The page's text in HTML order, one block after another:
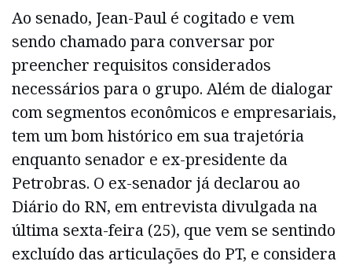
Ao senado, Jean-Paul é cogitado e vem
sendo chamado para conversar por
preencher requisitos considerados
necessários para o grupo. Além de dialogar
com segmentos econômicos e empresariais,
tem um bom histórico em sua trajetória
enquanto senador e ex-presidente da
Petrobras. O ex-senador já declarou ao
Diário do RN, em entrevista divulgada na
última sexta-feira (25), que vem se sentindo
excluído das articulações do PT, e considera